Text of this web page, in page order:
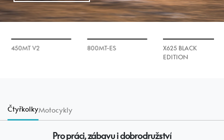
450MT V2 800MT-ES
X625 BLACK
EDITION
ČtyřkolkyMotocykly
Pro práci, zábavu i dobrodružství